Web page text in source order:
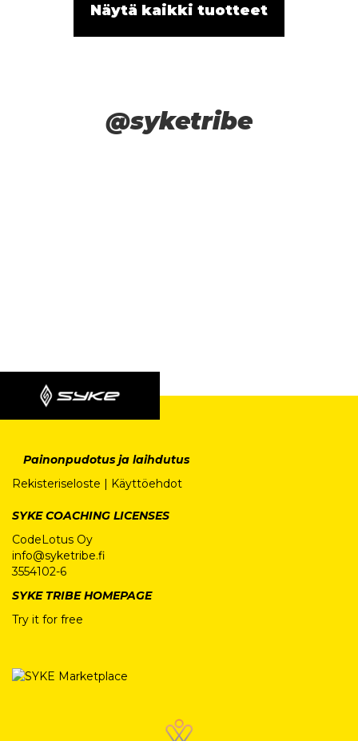
Näytä kaikki tuotteet
@syketribe
Painonpudotus ja laihdutus
Rekisteriseloste | Käyttöehdot
SYKE COACHING LICENSES
CodeLotus Oy
info@syketribe.fi
3554102-6
SYKE TRIBE HOMEPAGE
Try it for free